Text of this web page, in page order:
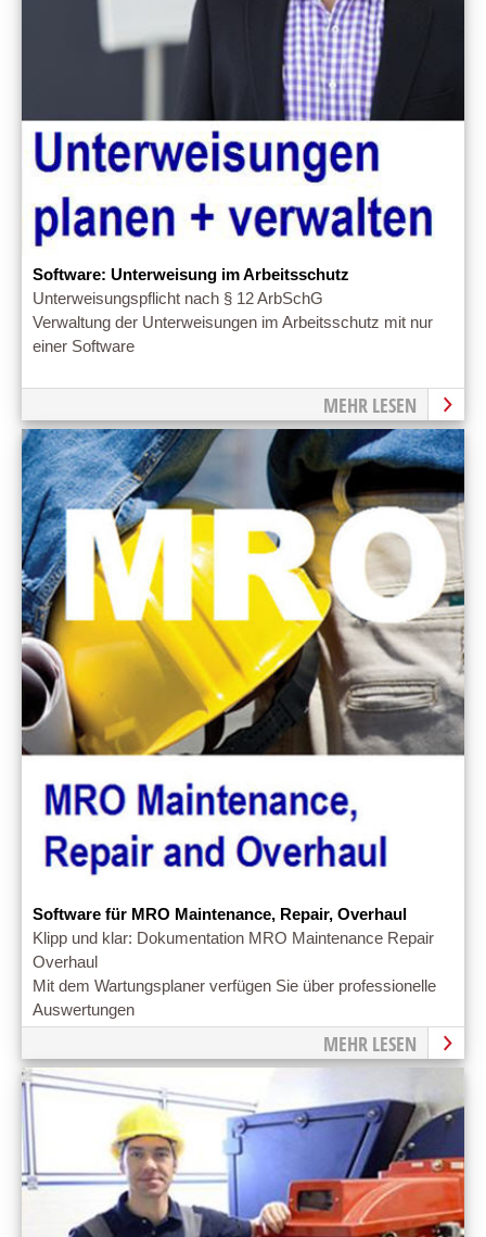
Software: Unterweisung im Arbeitsschutz
Unterweisungspflicht nach § 12 ArbSchG
Verwaltung der Unterweisungen im Arbeitsschutz mit nur
einer Software
MEHR LESEN
Software für MRO Maintenance, Repair, Overhaul
Klipp und klar: Dokumentation MRO Maintenance Repair
Overhaul
Mit dem Wartungsplaner verfügen Sie über professionelle
Auswertungen
MEHR LESEN